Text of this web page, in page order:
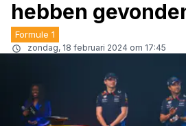
hebben
Formule 1
zondag, 18 februari 2024 om 17:45